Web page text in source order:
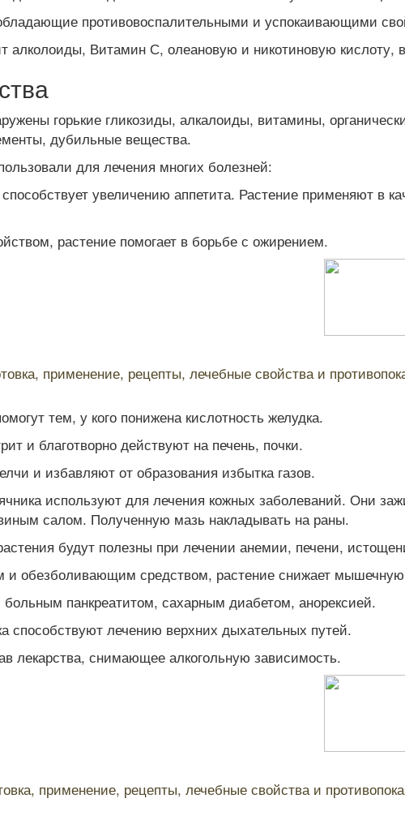
противовоспалительными и успокаивающими
алколоиды, Витамин С, олеановую и никотиновую кислоту,
горькие гликозиды, алкалоиды, витамины,
дубильные вещества.
для лечения многих болезней:
увеличению аппетита. Растение применяют в
растение помогает в борьбе с ожирением.
применение, рецепты, лечебные свойства и
тем, у кого понижена кислотность желудка.
и благотворно действуют на печень, почки.
и избавляют от образования избытка газов.
используют для лечения кожных заболеваний. Они
салом. Полученную мазь накладывать на раны.
будут полезны при лечении анемии, печени,
и обезболивающим средством, растение снижает
панкреатитом, сахарным диабетом, анорексией.
способствуют лечению верхних дыхательных путей.
лекарства, снимающее алкогольную зависимость.
применение, рецепты, лечебные свойства и